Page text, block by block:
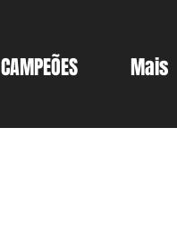
CAMPEÕES Mais